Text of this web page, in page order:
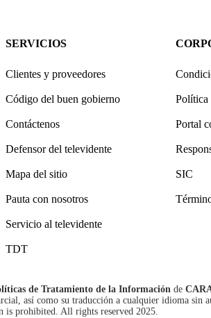
SERVICIOS
Clientes y proveedores
Código del buen gobierno
Contáctenos
Defensor del televidente
Mapa del sitio
Pauta con nosotros
Servicio al televidente
TDT
Política
Portal
SIC
de Tratamiento de la Información de
así como su traducción a cualquier idioma sin
prohibited. All rights reserved 2025.